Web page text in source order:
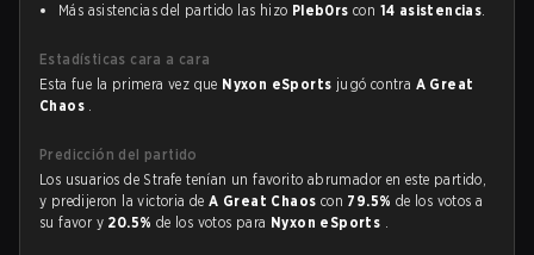
Más asistencias del partido las hizo Pleb0rs con 14 asistencias.
Estadísticas cara a cara
Esta fue la primera vez que Nyxon eSports jugó contra A Great
Chaos .
Predicción del partido
Los usuarios de Strafe tenían un favorito abrumador en este partido,
y predijeron la victoria deA Great Chaos con 79.5% de los votos a
su favor y 20.5% de los votos para Nyxon eSports .